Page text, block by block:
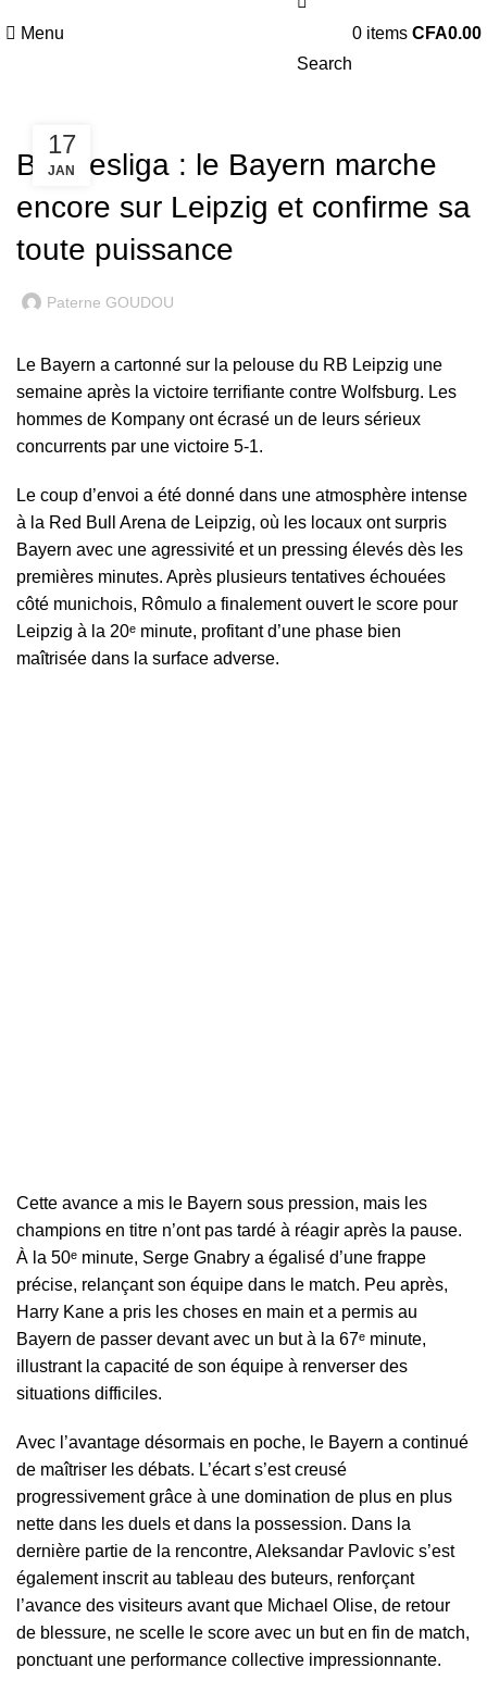
Menu
Search
0 items CFA0.00
Bundesliga : le Bayern marche
encore sur Leipzig et confirme sa
toute puissance
Paterne GOUDOU
17
JAN
Le Bayern a cartonné sur la pelouse du RB Leipzig une
semaine après la victoire terrifiante contre Wolfsburg. Les
hommes de Kompany ont écrasé un de leurs sérieux
concurrents par une victoire 5-1.
Le coup d’envoi a été donné dans une atmosphère intense
à la Red Bull Arena de Leipzig, où les locaux ont surpris
Bayern avec une agressivité et un pressing élevés dès les
premières minutes. Après plusieurs tentatives échouées
côté munichois, Rômulo a finalement ouvert le score pour
Leipzig à la 20ᵉ minute, profitant d’une phase bien
maîtrisée dans la surface adverse.
Cette avance a mis le Bayern sous pression, mais les
champions en titre n’ont pas tardé à réagir après la pause.
À la 50ᵉ minute, Serge Gnabry a égalisé d’une frappe
précise, relançant son équipe dans le match. Peu après,
Harry Kane a pris les choses en main et a permis au
Bayern de passer devant avec un but à la 67ᵉ minute,
illustrant la capacité de son équipe à renverser des
situations difficiles.
Avec l’avantage désormais en poche, le Bayern a continué
de maîtriser les débats. L’écart s’est creusé
progressivement grâce à une domination de plus en plus
nette dans les duels et dans la possession. Dans la
dernière partie de la rencontre, Aleksandar Pavlovic s’est
également inscrit au tableau des buteurs, renforçant
l’avance des visiteurs avant que Michael Olise, de retour
de blessure, ne scelle le score avec un but en fin de match,
ponctuant une performance collective impressionnante.